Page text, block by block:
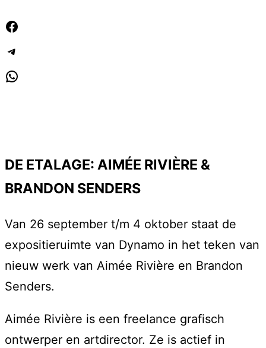
DE ETALAGE: AIMÉE RIVIÈRE &
BRANDON SENDERS
Van 26 september t/m 4 oktober staat de
expositieruimte van Dynamo in het teken van
nieuw werk van Aimée Rivière en Brandon
Senders.
Aimée Rivière is een freelance grafisch
ontwerper en artdirector. Ze is actief in